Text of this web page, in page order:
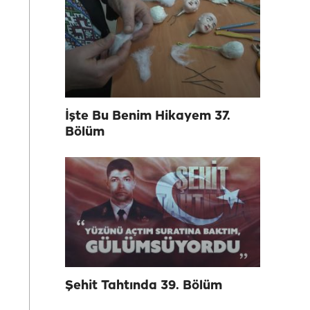
İşte Bu Benim Hikayem 37.
Bölüm
Şehit Tahtında 39. Bölüm